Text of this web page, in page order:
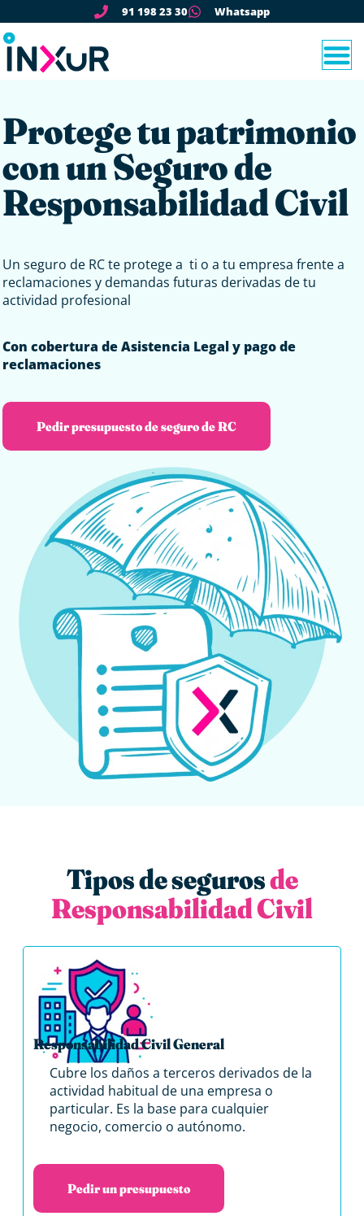
91 198 23 30 Whatsapp
Protege tu patrimonio
con un Seguro de
Responsabilidad Civil
Un seguro de RC te protege a ti o a tu empresa frente a
reclamaciones y demandas futuras derivadas de tu
actividad profesional
Con cobertura de Asistencia Legal y pago de
reclamaciones
Pedir presupuesto de seguro de RC
Tipos de segurosde
Responsabilidad Civil
Responsabilidad Civil General
Cubre los daños a terceros derivados de la
actividad habitual de una empresa o
particular. Es la base para cualquier
negocio, comercio o autónomo.
Pedir un presupuesto